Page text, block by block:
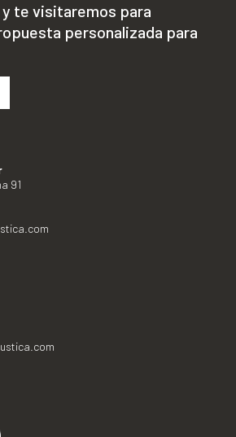
te visitaremos para
personalizada para
91